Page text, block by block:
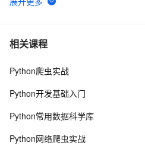
6 接口自动化测试PHPUnit-框架代
7 『App自动化测试之Appium应用
8 Python+Appium自动化测试(12)-
10怎么利用 ChromeDriver 和
相关课程
Python爬虫实战
Python开发基础入门
Python常用数据科学库
Python网络爬虫实战